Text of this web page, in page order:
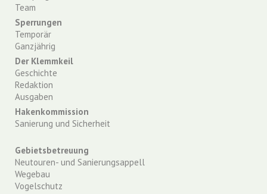
Team
Sperrungen
Temporär
Ganzjährig
Der Klemmkeil
Geschichte
Redaktion
Ausgaben
Hakenkommission
Sanierung und Sicherheit
Gebietsbetreuung
Neutouren- und Sanierungsappell
Wegebau
Vogelschutz